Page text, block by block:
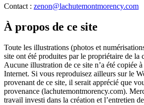
Contact : zenon@lachutemontmorency.com
À propos de ce site
Toute les illustrations (photos et
site ont été produites par le propriétaire de la
Aucune illustration de ce site n’a été copiée à
Internet. Si vous reproduisez ailleurs sur le
provenant de ce site, il serait apprécié que
provenance (lachutemontmorency.com).
travail investi dans la création et l’entretien